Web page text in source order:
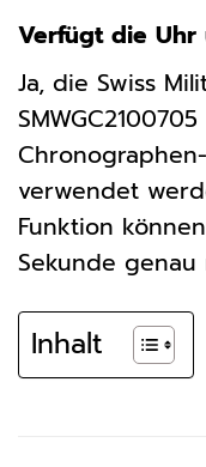
Verfügt die Uhr
Ja, die Swiss
verwendet
Funktion
Sekunde genau
Inhalt